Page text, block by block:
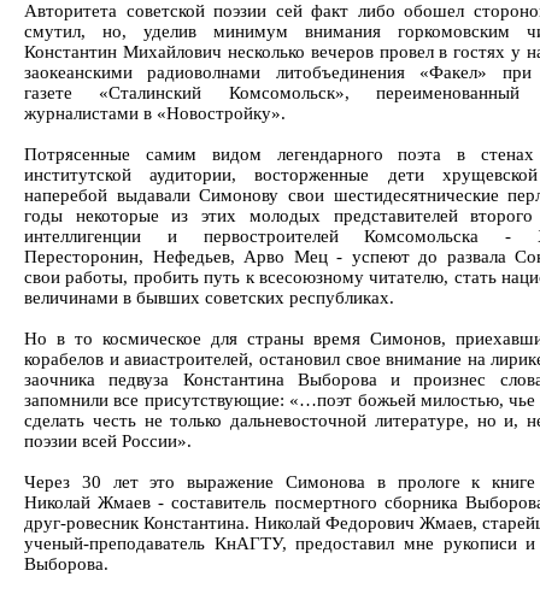
Авторитета советской поэзии сей факт либо обошел
смутил, но, уделив минимум внимания горкомовским
Константин Михайлович несколько вечеров провел в гостях у
заокеанскими радиоволнами литобъединения «Факел» при
газете «Сталинский Комсомольск», переименованный
журналистами в «Новостройку».
Потрясенные самим видом легендарного поэта в
институтской аудитории, восторженные дети
наперебой выдавали Симонову свои шестидесятнические
годы некоторые из этих молодых представителей второго
интеллигенции и первостроителей Комсомольска -
Пересторонин, Нефедьев, Арво Мец - успеют до развала
свои работы, пробить путь к всесоюзному читателю, стать
величинами в бывших советских республиках.
Но в то космическое для страны время Симонов,
корабелов и авиастроителей, остановил свое внимание на
заочника педвуза Константина Выборова и произнес
запомнили все присутствующие: «…поэт божьей милостью,
сделать честь не только дальневосточной литературе, но и,
поэзии всей России».
Через 30 лет это выражение Симонова в прологе к книге
Николай Жмаев - составитель посмертного сборника
друг-ровесник Константина. Николай Федорович Жмаев,
ученый-преподаватель КнАГТУ, предоставил мне рукописи и
Выборова.